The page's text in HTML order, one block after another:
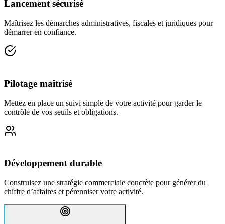
Lancement sécurisé
Maîtrisez les démarches administratives, fiscales et juridiques pour
démarrer en confiance.
Pilotage maîtrisé
Mettez en place un suivi simple de votre activité pour garder le
contrôle de vos seuils et obligations.
Développement durable
Construisez une stratégie commerciale concrète pour générer du
chiffre d’affaires et pérenniser votre activité.